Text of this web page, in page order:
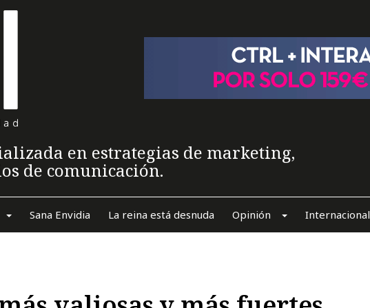
en estrategias de marketing,
de comunicación.
Sana Envidia La reina está desnuda Opinión Internacional